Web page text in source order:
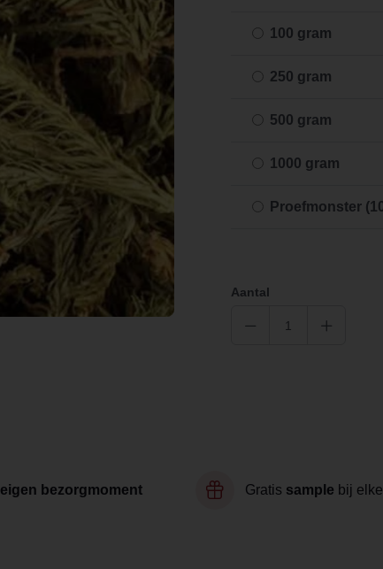
100 gram
250 gram
500 gram
1000 gram
Proefmonster
Aantal
eigen bezorgmoment Gratis sample bij